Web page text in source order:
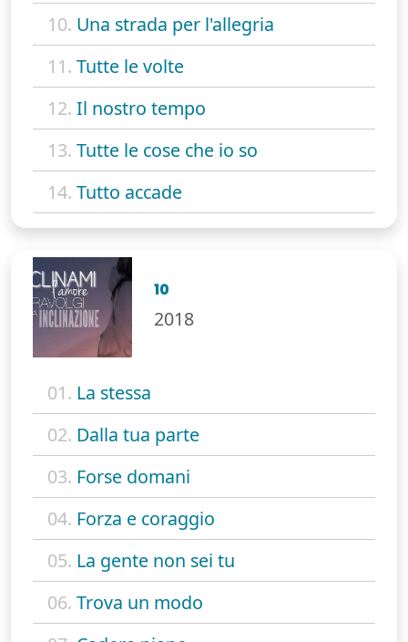
10. Una strada per l'allegria
11. Tutte le volte
12. Il nostro tempo
13. Tutte le cose che io so
14. Tutto accade
10
2018
01. La stessa
02. Dalla tua parte
03. Forse domani
04. Forza e coraggio
05. La gente non sei tu
06. Trova un modo